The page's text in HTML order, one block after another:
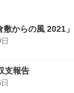
敷からの風 2021
支報告